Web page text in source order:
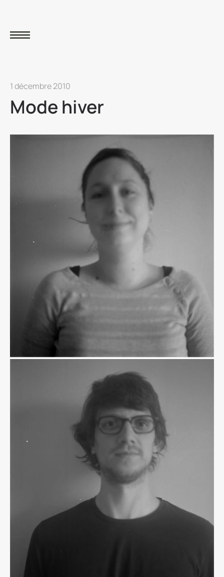
1 décembre 2010
Mode hiver